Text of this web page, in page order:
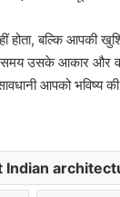
होता, बल्कि आपकी
समय उसके आकार और
आपको भविष्य
Indian